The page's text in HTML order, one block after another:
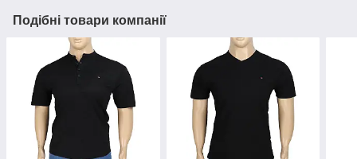
Подібні товари компанії